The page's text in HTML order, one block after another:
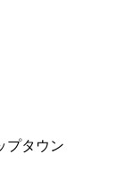
プタウン